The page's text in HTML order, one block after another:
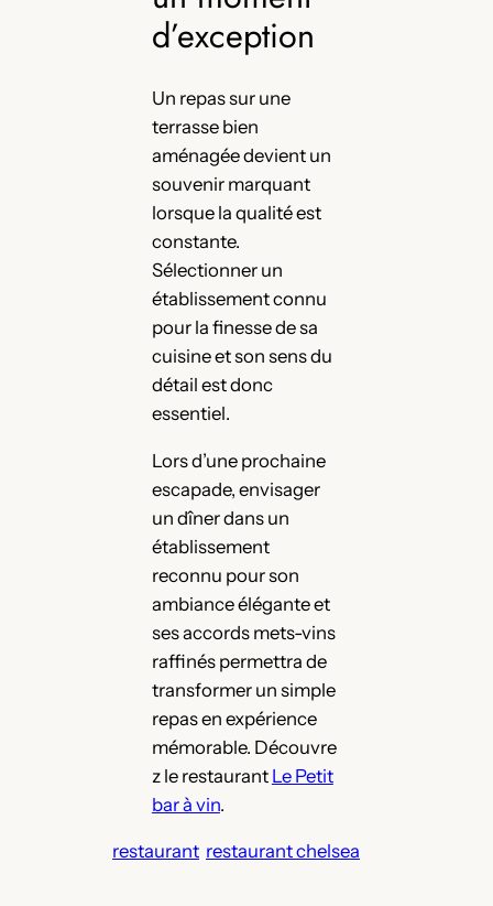
d’exception
Un repas sur une
terrasse bien
aménagée devient un
souvenir marquant
lorsque la qualité est
constante.
Sélectionner un
établissement connu
pour la finesse de sa
cuisine et son sens du
détail est donc
essentiel.
Lors d’une prochaine
escapade, envisager
un dîner dans un
établissement
reconnu pour son
ambiance élégante et
ses accords mets-vins
raffinés permettra de
transformer un simple
repas en expérience
mémorable. Découvre
z le restaurant Le Petit
bar à vin.
restaurant restaurant chelsea